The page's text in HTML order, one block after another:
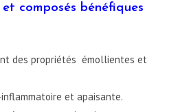
composés bénéfiques
des propriétés émollientes et
et apaisante.